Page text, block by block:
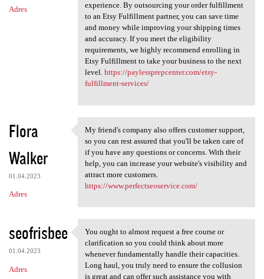
Adres
experience. By outsourcing your order fulfillment
to an Etsy Fulfillment partner, you can save time
and money while improving your shipping times
and accuracy. If you meet the eligibility
requirements, we highly recommend enrolling in
Etsy Fulfillment to take your business to the next
level. https://paylessprepcenter.com/etsy-
fulfillment-services/
Flora
Walker
01.04.2023
Adres
My friend's company also
My friend's company also offers customer support,
so you can rest assured that you'll be taken care of
if you have any questions or concerns. With their
help, you can increase your website's visibility and
attract more customers.
https://www.perfectseoservice.com/
seofrisbee
01.04.2023
Adres
You ought to almost request a
You ought to almost request a free course or
clarification so you could think about more
whenever fundamentally handle their capacities.
Long haul, you truly need to ensure the collusion
is great and can offer such assistance you with